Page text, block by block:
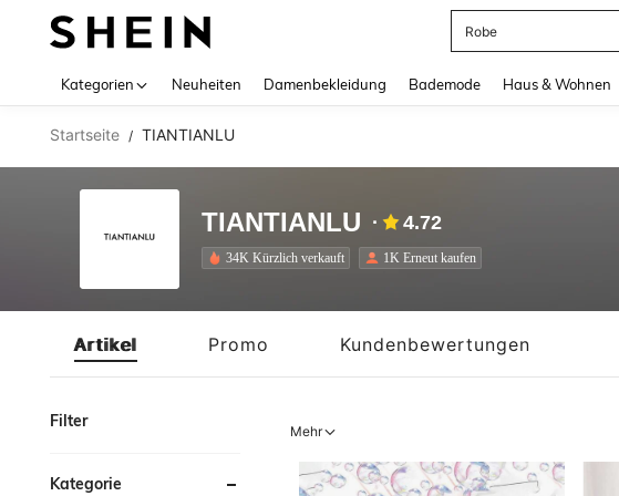
Robe
Kategorien Neuheiten Damenbekleidung Bademode Haus & Wohnen
Startseite / TIANTIANLU
TIANTIANLU 4.72
34K Kürzlich verkauft 1K Erneut kaufen
Artikel Promo Kundenbewertungen
Filter
Kategorie
Mehr